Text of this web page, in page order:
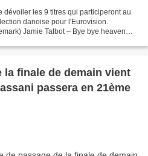
dévoiler les 9 titres qui participeront au
danoise pour l'Eurovision.
Jamie Talbot – Bye bye heaven
la finale de demain vient
passera en 21ème